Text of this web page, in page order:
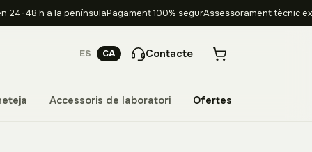
24-48 h a la penínsulaPagament 100% segurAssessorament tècnic
ES CA Contacte
Accessoris de laboratori Ofertes